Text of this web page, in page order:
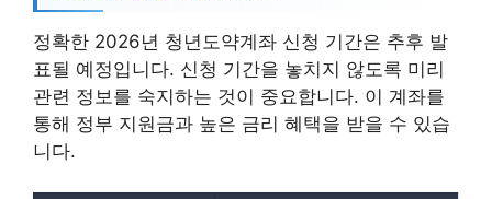
정확한 2026년 청년도약계좌 신청 기간은 추후 발
표될 예정입니다. 신청 기간을 놓치지 않도록 미리
관련 정보를 숙지하는 것이 중요합니다. 이 계좌를
통해 정부 지원금과 높은 금리 혜택을 받을 수 있습
니다.